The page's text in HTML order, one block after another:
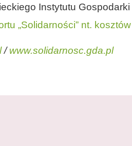
Instytutu
„Solidarności” nt.
/www.solidarnosc.gda.pl